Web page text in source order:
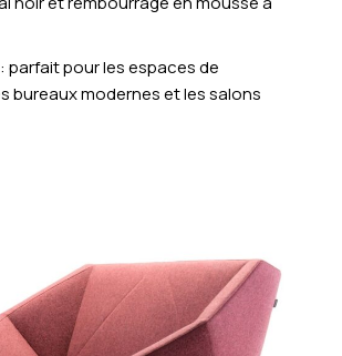
: parfait pour les espaces de
bureaux modernes et les salons